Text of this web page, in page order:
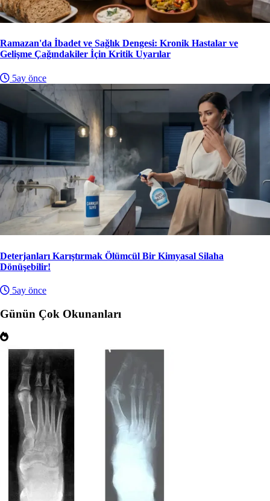
Ramazan'da İbadet ve Sağlık Dengesi: Kronik Hastalar ve
Gelişme Çağındakiler İçin Kritik Uyarılar
5ay önce
Deterjanları Karıştırmak Ölümcül Bir Kimyasal Silaha
Dönüşebilir!
5ay önce
Günün Çok Okunanları